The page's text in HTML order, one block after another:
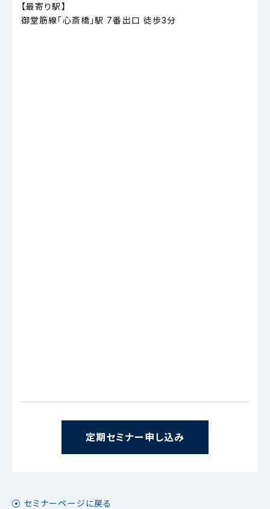
【最寄り駅】
御堂筋線「心斎橋」駅 7番出口 徒歩3分
定期セミナー申し込み
セミナーページに戻る